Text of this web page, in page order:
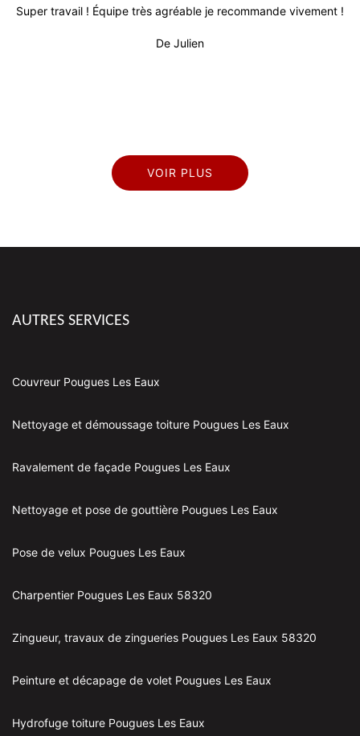
Super travail ! Équipe très agréable je recommande vivement !
De Julien
VOIR PLUS
AUTRES SERVICES
Couvreur Pougues Les Eaux
Nettoyage et démoussage toiture Pougues Les Eaux
Ravalement de façade Pougues Les Eaux
Nettoyage et pose de gouttière Pougues Les Eaux
Pose de velux Pougues Les Eaux
Charpentier Pougues Les Eaux 58320
Zingueur, travaux de zingueries Pougues Les Eaux 58320
Peinture et décapage de volet Pougues Les Eaux
Hydrofuge toiture Pougues Les Eaux